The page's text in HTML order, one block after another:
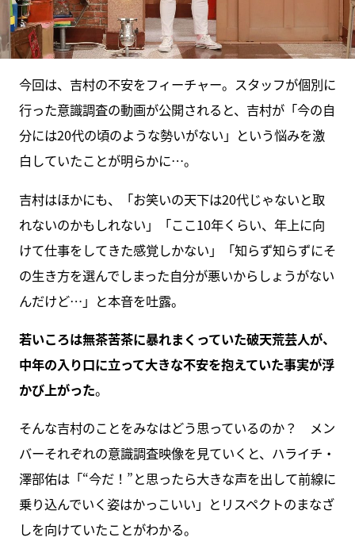
今回は、吉村の不安をフィーチャー。スタッフが個別に
行った意識調査の動画が公開されると、吉村が「今の自
分には20代の頃のような勢いがない」という悩みを激
白していたことが明らかに…。
吉村はほかにも、「お笑いの天下は20代じゃないと取
れないのかもしれない」「ここ10年くらい、年上に向
けて仕事をしてきた感覚しかない」「知らず知らずにそ
の生き方を選んでしまった自分が悪いからしょうがない
んだけど…」と本音を吐露。
若いころは無茶苦茶に暴れまくっていた破天荒芸人が、
中年の入り口に立って大きな不安を抱えていた事実が浮
かび上がった。
そんな吉村のことをみなはどう思っているのか？ メン
バーそれぞれの意識調査映像を見ていくと、ハライチ・
澤部佑は「“今だ！”と思ったら大きな声を出して前線に
乗り込んでいく姿はかっこいい」とリスペクトのまなざ
しを向けていたことがわかる。